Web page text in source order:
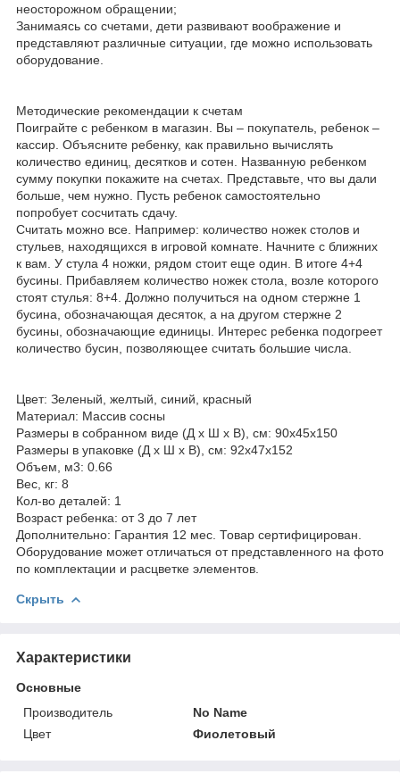
неосторожном обращении;
Занимаясь со счетами, дети развивают воображение и
представляют различные ситуации, где можно использовать
оборудование.
Методические рекомендации к счетам
Поиграйте с ребенком в магазин. Вы – покупатель, ребенок –
кассир. Объясните ребенку, как правильно вычислять
количество единиц, десятков и сотен. Названную ребенком
сумму покупки покажите на счетах. Представьте, что вы дали
больше, чем нужно. Пусть ребенок самостоятельно
попробует сосчитать сдачу.
Считать можно все. Например: количество ножек столов и
стульев, находящихся в игровой комнате. Начните с ближних
к вам. У стула 4 ножки, рядом стоит еще один. В итоге 4+4
бусины. Прибавляем количество ножек стола, возле которого
стоят стулья: 8+4. Должно получиться на одном стержне 1
бусина, обозначающая десяток, а на другом стержне 2
бусины, обозначающие единицы. Интерес ребенка подогреет
количество бусин, позволяющее считать большие числа.
Цвет: Зеленый, желтый, синий, красный
Материал: Массив сосны
Размеры в собранном виде (Д х Ш х В), см: 90x45x150
Размеры в упаковке (Д х Ш х В), см: 92х47х152
Объем, м3: 0.66
Вес, кг: 8
Кол-во деталей: 1
Возраст ребенка: от 3 до 7 лет
Дополнительно: Гарантия 12 мес. Товар сертифицирован.
Оборудование может отличаться от представленного на фото
по комплектации и расцветке элементов.
Скрыть
Характеристики
Основные
Производитель
No Name
Цвет
Фиолетовый